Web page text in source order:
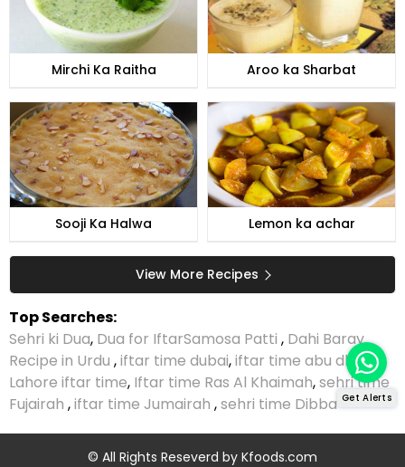
Mirchi Ka Raitha Aroo ka Sharbat
Sooji Ka Halwa Lemon ka achar
View More Recipes
Top Searches:
Sehri ki Dua, Dua for IftarSamosa Patti , Dahi Baray
Recipe in Urdu ,iftar time dubai,iftar time abu dhabi,
Lahore iftar time, Iftar time Ras Al Khaimah,sehri time
Fujairah ,iftar time Jumairah ,sehri time Dibba
© All Rights Reseverd by Kfoods.com
Get Alerts